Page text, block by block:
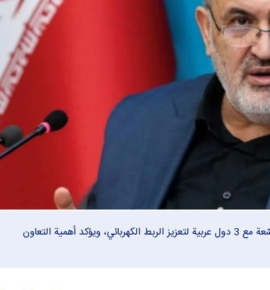
وزير الطاقة الإيراني يكشف عن مشاورات موسّعة مع 3 دول عربية لتعزيز الربط الكهربائي، ويؤكد أهمية التعاون